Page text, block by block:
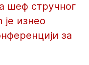
шеф стручног
изнео
за